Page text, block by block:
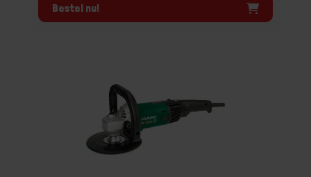
Bestel nu!